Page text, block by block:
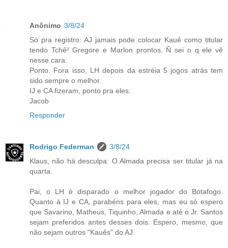
Anônimo 3/8/24
Só pra registro: AJ jamais pode colocar Kauê como titular
tendo Tchê² Gregore e Marlon prontos. Ñ sei o q ele vê
nesse cara.
Ponto. Fora isso, LH depois da estréia 5 jogos atrás tem
sido sempre o melhor.
IJ e CA fizeram, ponto pra eles.
Jacob
Responder
Rodrigo Federman
3/8/24
Klaus, não há desculpa: O Almada precisa ser titular já na
quarta.
Pai, o LH é disparado o melhor jogador do Botafogo.
Quanto à IJ e CA, parabéns para eles, mas eu só espero
que Savarino, Matheus, Tiquinho, Almada e até o Jr. Santos
sejam preferidos antes desses dois. Espero, mesmo, que
não sejam outros "Kauês" do AJ.